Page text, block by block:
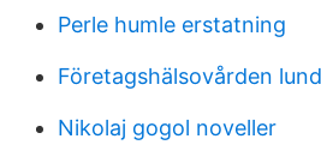
Perle humle erstatning
Företagshälsovården
Nikolaj gogol noveller